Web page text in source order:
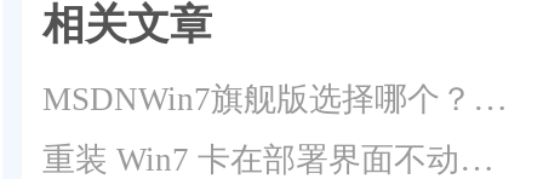
相关文章
MSDNWin7旗舰版选择哪个？MSDNWin7旗舰版下载哪个？
重装 Win7 卡在部署界面不动的解决方法